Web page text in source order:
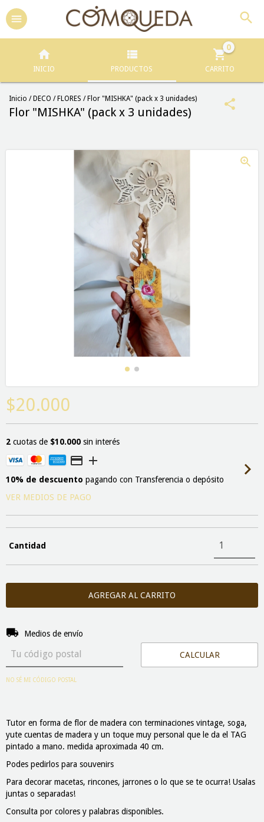
INICIO PRODUCTOS CARRITO
0
Inicio / DECO / FLORES / Flor "MISHKA" (pack x 3 unidades)
Flor "MISHKA" (pack x 3 unidades)
$20.000
2 cuotas de $10.000 sin interés
10% de descuento pagando con Transferencia o depósito
VER MEDIOS DE PAGO
Cantidad
Entregas para el CP:
Medios de envío
CALCULAR
NO SÉ MI CÓDIGO POSTAL
Tutor en forma de flor de madera con terminaciones vintage, soga,
yute cuentas de madera y un toque muy personal que le da el TAG
pintado a mano. medida aproximada 40 cm.
Podes pedirlos para souvenirs
Para decorar macetas, rincones, jarrones o lo que se te ocurra! Usalas
juntas o separadas!
Consulta por colores y palabras disponibles.